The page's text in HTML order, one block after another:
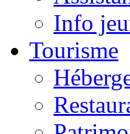
Info
Tourisme